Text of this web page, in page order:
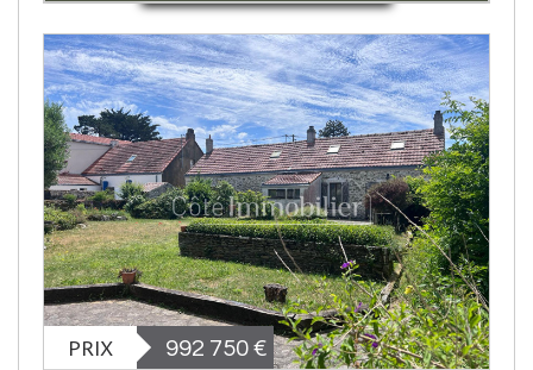
PRIX 992 750 €